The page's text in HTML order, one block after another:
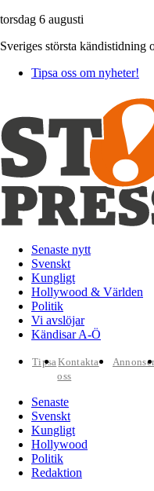
torsdag 6 augusti
Sveriges största kändistidning
Tipsa oss om nyheter!
Senaste nytt
Svenskt
Kungligt
Hollywood & Världen
Politik
Vi avslöjar
Kändisar A-Ö
TipsaKontakta
oss
Senaste
Svenskt
Kungligt
Hollywood
Politik
Redaktion